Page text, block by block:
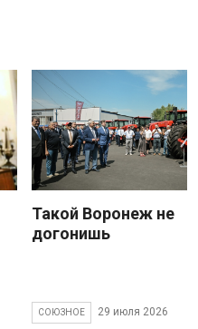
Такой Воронеж не
догонишь
СОЮЗНОЕ 29 июля 2026